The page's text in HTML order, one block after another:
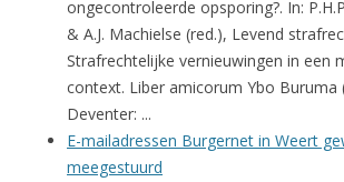
ongecontroleerde opsporing?. In:
& A.J. Machielse (red.), Levend
Strafrechtelijke vernieuwingen in een
context. Liber amicorum Ybo Buruma
Deventer: ...
E-mailadressen Burgernet in Weert
meegestuurd